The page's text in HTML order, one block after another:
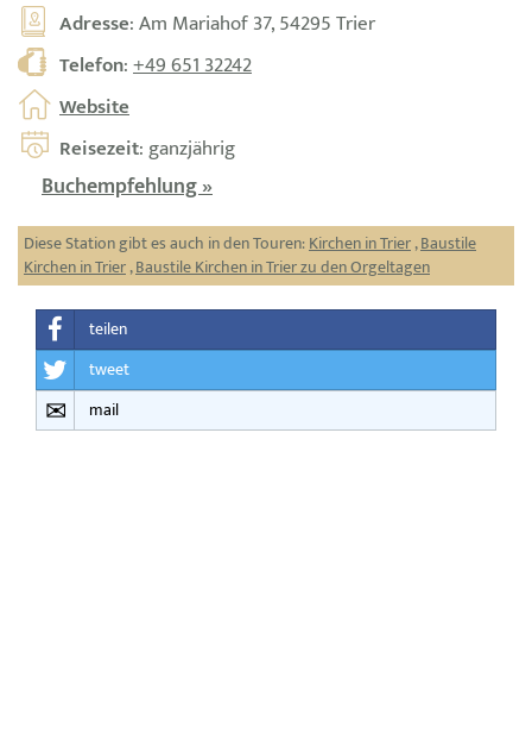
Adresse: Am Mariahof 37, 54295 Trier
Telefon:+49 651 32242
Website
Reisezeit: ganzjährig
Buchempfehlung »
Diese Station gibt es auch in den Touren:Kirchen in Trier,Baustile
Kirchen in Trier,Baustile Kirchen in Trier zu den Orgeltagen
teilen
tweet
mail